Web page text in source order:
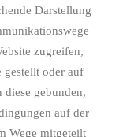
Darstellung
zugreifen,
gestellt oder auf
diese gebunden,
auf der
Wege mitgeteilt